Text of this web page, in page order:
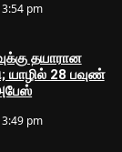
pm
தயாரான
யாழில் 28 பவுண்
pm